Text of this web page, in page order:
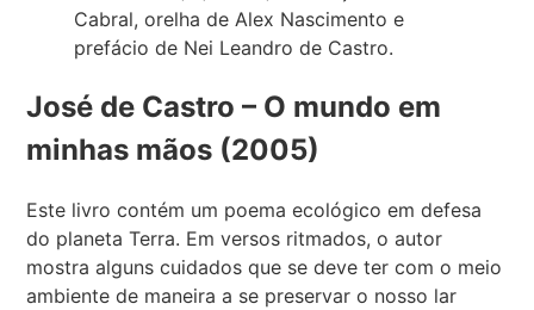
Cabral, orelha de Alex Nascimento e
prefácio de Nei Leandro de Castro.
José de Castro – O mundo em
minhas mãos (2005)
Este livro contém um poema ecológico em defesa
do planeta Terra. Em versos ritmados, o autor
mostra alguns cuidados que se deve ter com o meio
ambiente de maneira a se preservar o nosso lar